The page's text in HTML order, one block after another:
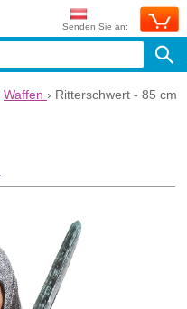
Senden Sie an:
Waffen › Ritterschwert - 85 cm